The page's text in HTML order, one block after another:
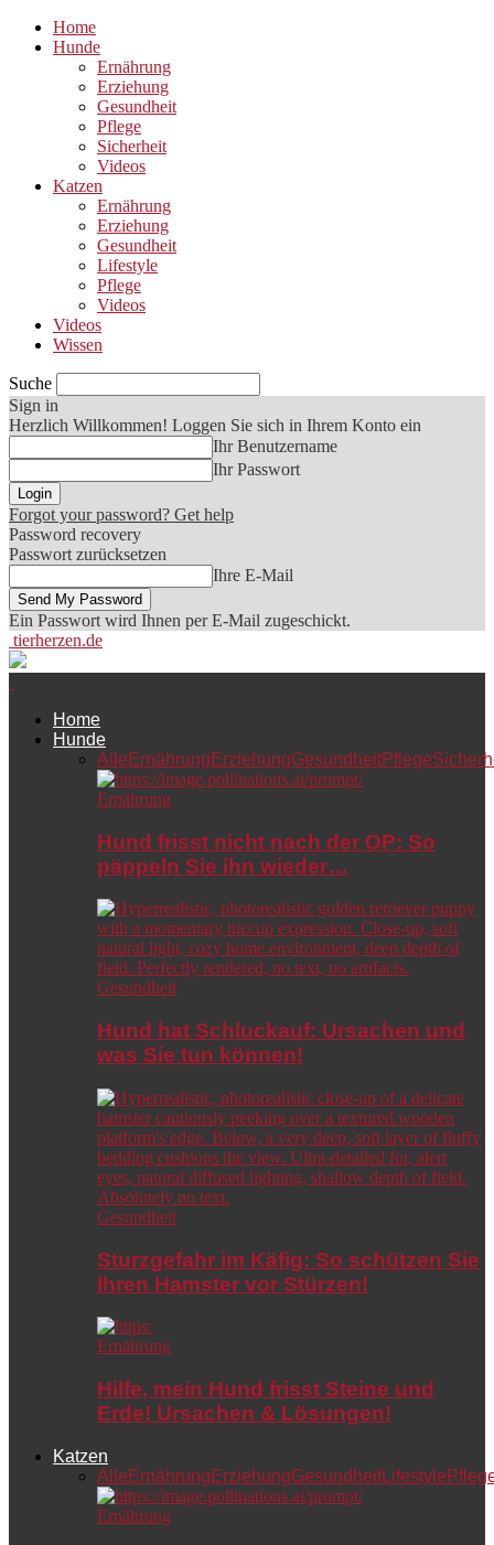
Home
Hunde
Ernährung
Erziehung
Gesundheit
Pflege
Sicherheit
Videos
Katzen
Ernährung
Erziehung
Gesundheit
Lifestyle
Pflege
Videos
Videos
Wissen
Suche
Sign in
Herzlich Willkommen! Loggen Sie sich in Ihrem Konto ein
Ihr Benutzername
Ihr Passwort
Forgot your password? Get help
Password recovery
Passwort zurücksetzen
Ihre E-Mail
Ein Passwort wird Ihnen per E-Mail zugeschickt.
tierherzen.de
Home
Hunde
Alle Ernährung ErziehungGesundheitPflege
Ernährung
Hund frisst nicht nach der OP: So
päppeln Sie ihn wieder…
Gesundheit
Hund hat Schluckauf: Ursachen und
was Sie tun können!
Gesundheit
Sturzgefahr im Käfig: So schützen Sie
Ihren Hamster vor Stürzen!
Ernährung
Hilfe, mein Hund frisst Steine und
Erde! Ursachen & Lösungen!
Katzen
Alle Ernährung ErziehungGesundheitLifestyle
Ernährung